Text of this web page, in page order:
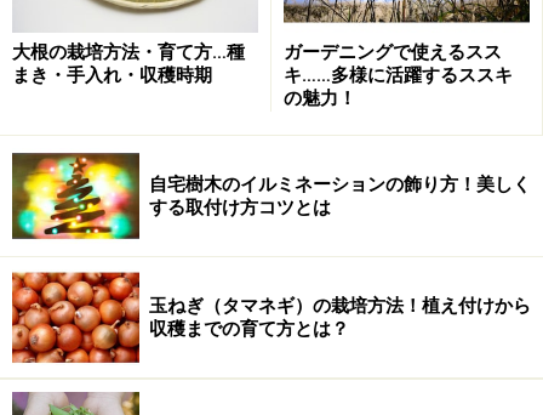
大根の栽培方法・育て方…種
まき・手入れ・収穫時期
ガーデニングで使えるスス
キ……多様に活躍するススキ
の魅力！
自宅樹木のイルミネーションの飾り方！美しく
する取付け方コツとは
玉ねぎ（タマネギ）の栽培方法！植え付けから
収穫までの育て方とは？